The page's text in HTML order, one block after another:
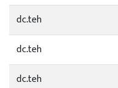
dc.teh
dc.teh
dc.teh